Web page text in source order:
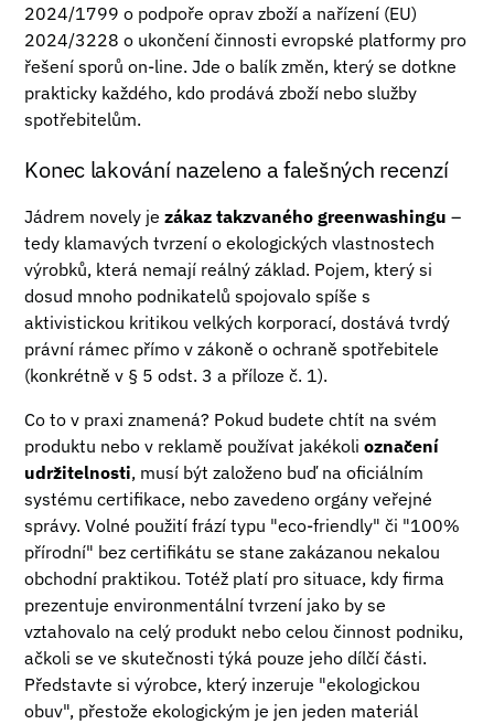
2024/1799 o podpoře oprav zboží a nařízení (EU)
2024/3228 o ukončení činnosti evropské platformy pro
řešení sporů on-line. Jde o balík změn, který se dotkne
prakticky každého, kdo prodává zboží nebo služby
spotřebitelům.
Konec lakování nazeleno a falešných recenzí
Jádrem novely jezákaz takzvaného greenwashingu –
tedy klamavých tvrzení o ekologických vlastnostech
výrobků, která nemají reálný základ. Pojem, který si
dosud mnoho podnikatelů spojovalo spíše s
aktivistickou kritikou velkých korporací, dostává tvrdý
právní rámec přímo v zákoně o ochraně spotřebitele
(konkrétně v § 5 odst. 3 a příloze č. 1).
Co to v praxi znamená? Pokud budete chtít na svém
produktu nebo v reklamě používat jakékolioznačení
udržitelnosti, musí být založeno buď na oficiálním
systému certifikace, nebo zavedeno orgány veřejné
správy. Volné použití frází typu "eco-friendly" či "100%
přírodní" bez certifikátu se stane zakázanou nekalou
obchodní praktikou. Totéž platí pro situace, kdy firma
prezentuje environmentální tvrzení jako by se
vztahovalo na celý produkt nebo celou činnost podniku,
ačkoli se ve skutečnosti týká pouze jeho dílčí části.
Představte si výrobce, který inzeruje "ekologickou
obuv", přestože ekologickým je jen jeden materiál